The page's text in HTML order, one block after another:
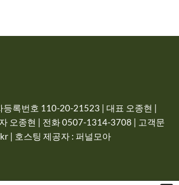
등록번호 110-20-21523 | 대표 오종현 |
오종현 | 전화 0507-1314-3708 | 고객문
| 호스팅 제공자 : 퍼널모아